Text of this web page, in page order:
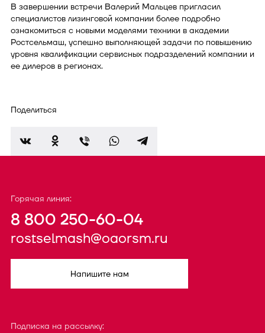
В завершении встречи Валерий Мальцев пригласил
специалистов лизинговой компании более подробно
ознакомиться с новыми моделями техники в академии
Ростсельмаш, успешно выполняющей задачи по повышению
уровня квалификации сервисных подразделений компании и
ее дилеров в регионах.
Поделиться
Горячая линия:
8 800 250-60-04
rostselmash@oaorsm.ru
Напишите нам
Подписка на рассылку: